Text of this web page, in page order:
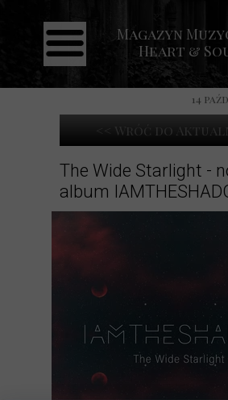
Strona główna
Aktualności
Koncerty
Galeria
Kontakt
Magazyn
Heart &
The Wide Starlight -
album
<< Wróć do
14